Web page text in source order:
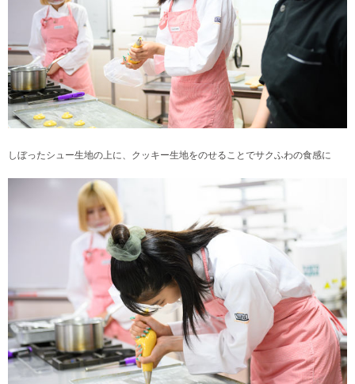
しぼったシュー生地の上に、クッキー生地をのせることでサクふわの食感に